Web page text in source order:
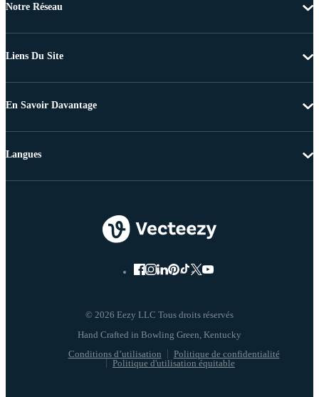
Notre Réseau
Liens Du Site
En Savoir Davantage
© 2026 Eezy LLC Tous droits réservés
Conditions d’utilisation
Politique de confidentialité
Politique d'utilisation équitable
Langues